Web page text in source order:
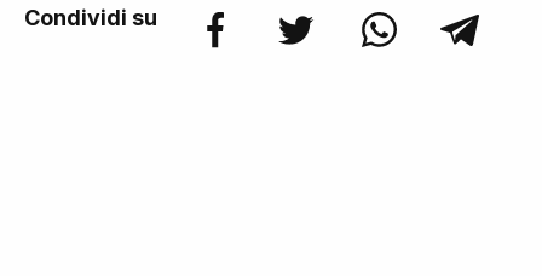
Condividi su